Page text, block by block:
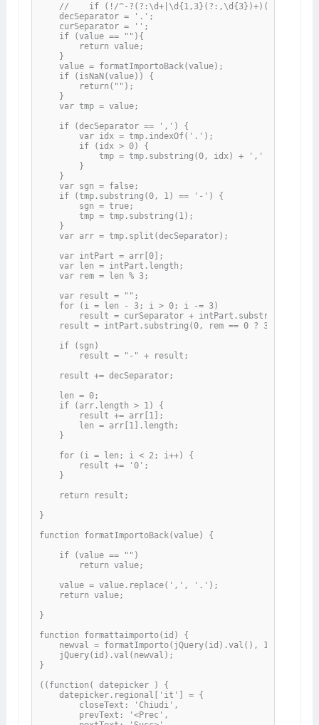
//    if (!/^-
    decSeparator = '.';
    curSeparator = '';
    if (value == ""){
        return value;
    }
    value = formatImportoBack(value);
    if (isNaN(value)) {
        return("");
    }
    var tmp = value;
    if (decSeparator == ',') {
        var idx = tmp.indexOf('.');
        if (idx > 0) {
tmp = tmp.substring(0, idx) + ',' +
        }
    }
    var sgn = false;
    if (tmp.substring(0, 1) == '-') {
        sgn = true;
        tmp = tmp.substring(1);
    }
    var arr = tmp.split(decSeparator);
    var intPart = arr[0];
    var len = intPart.length;
    var rem = len % 3;
    var result = "";
    for (i = len - 3; i > 0; i -= 3)
result = curSeparator + intPart.substr(i, 3) +
result = intPart.substring(0, rem == 0 ? 3 : rem) +
    if (sgn)
        result = "-" + result;
    result += decSeparator;
    len = 0;
    if (arr.length > 1) {
        result += arr[1];
        len = arr[1].length;
    }
    for (i = len; i < 2; i++) {
        result += '0';
    }
    return result;
}
function formatImportoBack(value) {
    if (value == "")
        return value;
    value = value.replace(',', '.');
    return value;
}
function formattaimporto(id) {
    newval = formatImporto(jQuery(id).val(), 15);
    jQuery(id).val(newval);
}
((function( datepicker ) {
    datepicker.regional['it'] = {
        closeText: 'Chiudi',
        prevText: '<Prec',